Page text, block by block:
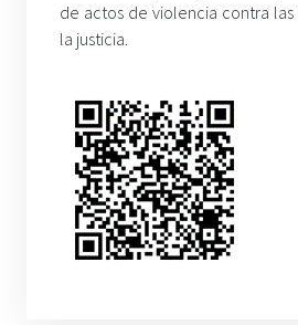
de actos de violencia contra
la justicia.